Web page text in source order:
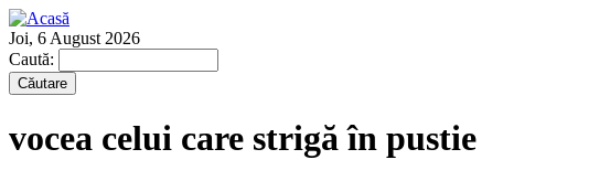
Joi, 6 August 2026
Caută:
vocea celui care strigă în pustie